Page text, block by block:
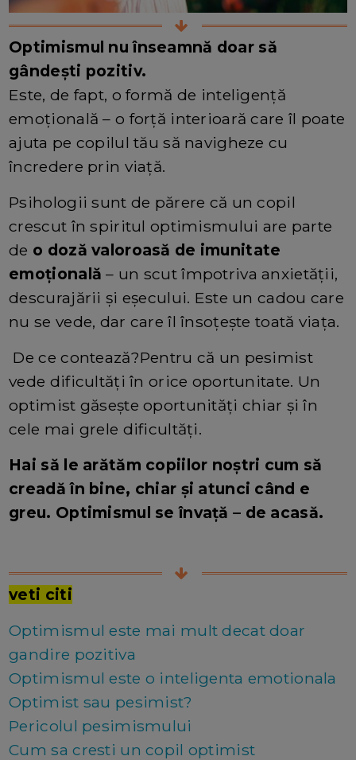
Optimismul nu înseamnă doar să
gândești pozitiv.
Este, de fapt, o formă de inteligență
emoțională – o forță interioară care îl poate
ajuta pe copilul tău să navigheze cu
încredere prin viață.
Psihologii sunt de părere că un copil
crescut în spiritul optimismului are parte
de o doză valoroasă de imunitate
emoțională – un scut împotriva anxietății,
descurajării și eșecului. Este un cadou care
nu se vede, dar care îl însoțește toată viața.
De ce contează?Pentru că un pesimist
vede dificultăți în orice oportunitate. Un
optimist găsește oportunități chiar și în
cele mai grele dificultăți.
Hai să le arătăm copiilor noștri cum să
creadă în bine, chiar și atunci când e
greu. Optimismul se învață – de acasă.
veti citi
Optimismul este mai mult decat doar
gandire pozitiva
Optimismul este o inteligenta emotionala
Optimist sau pesimist?
Pericolul pesimismului
Cum sa cresti un copil optimist